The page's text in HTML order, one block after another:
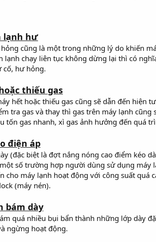
lạnh hư
cũng là một trong những lý do khiến
lạnh chạy liên tục không dừng lại thì có
cố, hư hỏng.
thiếu gas
hết hoặc thiếu gas cũng sẽ dẫn đến
tra gas và thay thì gas trên máy lạnh
tốn gas nhanh, xì gas ảnh hưởng đến quá
điện áp
(đặc biệt là đợt nắng nóng cao điểm kéo
số trường hợp người dùng sử dụng máy
cho máy lạnh hoạt động với công suất
(máy nén).
bám dày
quá nhiều bụi bẩn thành những lớp dày
ngừng hoạt động.